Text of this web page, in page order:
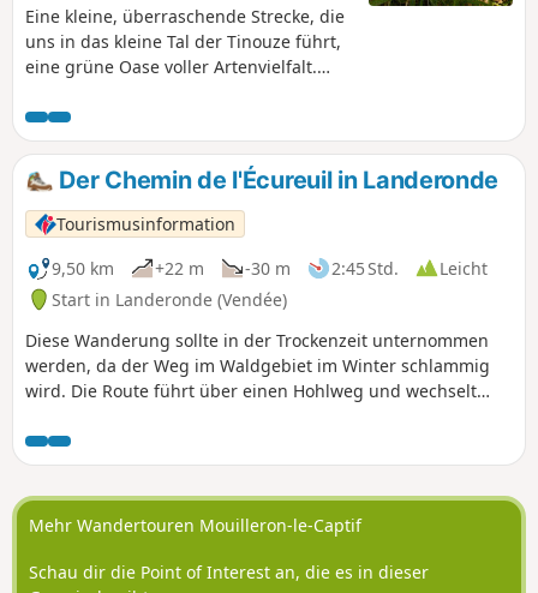
Eine kleine, überraschende Strecke, die
uns in das kleine Tal der Tinouze führt,
eine grüne Oase voller Artenvielfalt.
die Tinouze, halten Sie also die Augen
offen.
Der Chemin de l'Écureuil in Landeronde
Tourismusinformation
9,50 km
+22 m -30 m 2:45 Std.
Leicht
Start in Landeronde (Vendée)
Diese Wanderung sollte in der Trockenzeit unternommen
werden, da der Weg im Waldgebiet im Winter schlammig
wird. Die Route führt über einen Hohlweg und wechselt
einer angenehmen Wanderung macht. Die verschiedenen
Biotope begünstigen eine schöne Artenvielfalt. Es ist nicht
unmöglich, dass Sie auf ein Eichhörnchen treffen, das
schnell davonhuscht, den Eingang zum Nest eines
Buntspechts oder Spuren von Rehen und Wildschweinen
entdecken und den Gesang der Meisen hören.
Mehr Wandertouren Mouilleron-le-Captif
Schau dir die Point of Interest an, die es in dieser